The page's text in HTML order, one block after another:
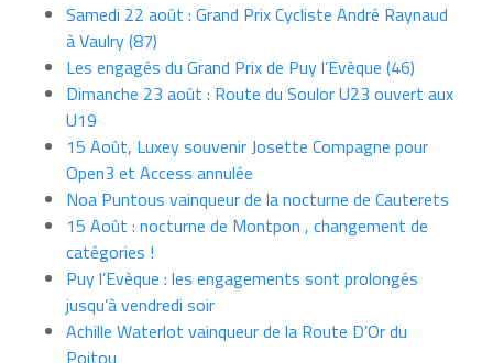
Samedi 22 août : Grand Prix Cycliste André Raynaud
à Vaulry (87)
Les engagés du Grand Prix de Puy l’Evèque (46)
Dimanche 23 août : Route du Soulor U23 ouvert aux
U19
15 Août, Luxey souvenir Josette Compagne pour
Open3 et Access annulée
Noa Puntous vainqueur de la nocturne de Cauterets
15 Août : nocturne de Montpon , changement de
catégories !
Puy l’Evèque : les engagements sont prolongés
jusqu’à vendredi soir
Achille Waterlot vainqueur de la Route D’Or du
Poitou